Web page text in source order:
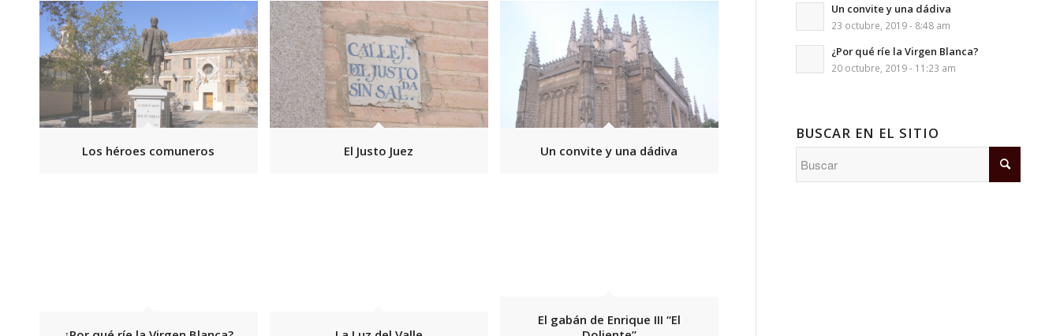
Los héroes comuneros El Justo Juez Un convite y una dádiva
El gabán de Enrique III “El
Un convite y una dádiva
23 octubre, 2019 - 8:48 am
¿Por qué ríe la Virgen Blanca?
20 octubre, 2019 - 11:23 am
BUSCAR EN EL SITIO